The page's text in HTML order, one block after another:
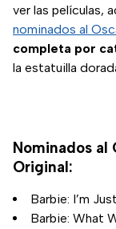
ver las películas,
nominados al
completa por
la estatuilla
Nominados al
Original:
Barbie: I’m
Barbie: What